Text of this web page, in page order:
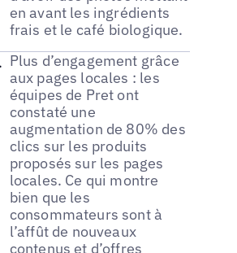
en avant les ingrédients
frais et le café biologique.
Plus d’engagement grâce
aux pages locales : les
équipes de Pret ont
constaté une
augmentation de 80% des
clics sur les produits
proposés sur les pages
locales. Ce qui montre
bien que les
consommateurs sont à
l’affût de nouveaux
contenus et d’offres